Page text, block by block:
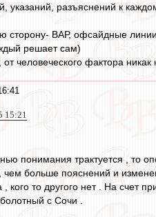
указаний, разъяснений к
сторону- ВАР, офсайдные
решает сам)
человеческого фактора
15:21
понимания трактуется , то
чем больше пояснений и
кого то другого нет . На счет
с Сочи .